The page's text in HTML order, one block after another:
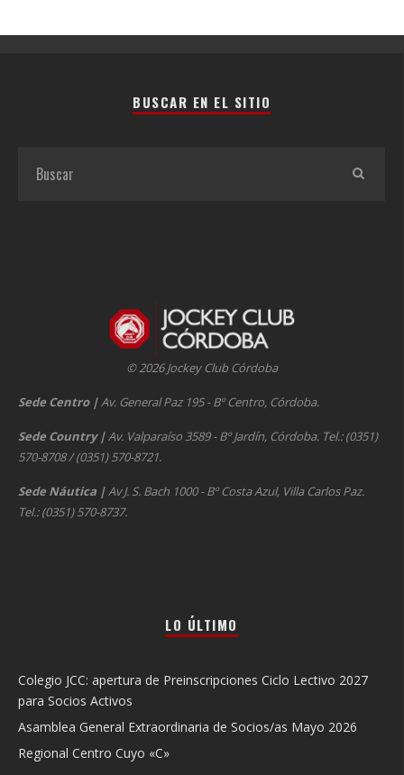
BUSCAR EN EL SITIO
© 2026 Jockey Club Córdoba
Sede Centro |Av. General Paz 195 - Bº Centro, Córdoba.
Sede Country |Av. Valparaíso 3589 - Bº Jardín, Córdoba. Tel.: (0351)
570-8708 / (0351) 570-8721.
Sede Náutica |Av J. S. Bach 1000 - Bº Costa Azul, Villa Carlos Paz.
Tel.: (0351) 570-8737.
LO ÚLTIMO
Colegio JCC: apertura de Preinscripciones Ciclo Lectivo 2027
para Socios Activos
Asamblea General Extraordinaria de Socios/as Mayo 2026
Regional Centro Cuyo «C»